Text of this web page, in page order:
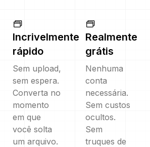
Incrivelmente
rápido
Sem upload,
sem espera.
Converta no
momento
em que
você solta
um arquivo.
Realmente
grátis
Nenhuma
conta
necessária.
Sem custos
ocultos.
Sem
truques de